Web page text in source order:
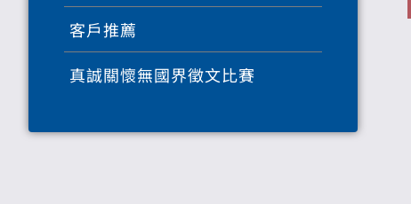
客戶推薦
真誠關懷無國界徵文比賽